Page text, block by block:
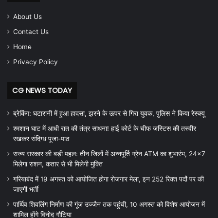
About Us
Contact Us
Home
Privacy Policy
CG NEWS TODAY
ब्रेकिंग: घटारानी में हुआ हादसा, झरने के ऊपर से गिरा युवक, पुलिस ने किया रेस्क्यू
श्मशान घाट में आधी रात की तंत्र साधना! हाई कोर्ट के चीफ जस्टिस की तस्वीर
रखकर संदिग्ध पूजा-पाठ
राज्य सरकार की बड़ी पहल: तीन जिलों में अन्नपूर्ति ग्रेन ATM का शुभारंभ, 24×7
मिलेगा राशन, कतार से भी मिलेगी मुक्ति
गरियाबंद में 19 अगस्त को आयोजित होगा रोजगार मेला, इन 252 रिक्त पदों पर की
जाएगी भर्ती
पार्थिव शिवलिंग निर्माण की गूंज उज्जैन तक पहुंची, 10 अगस्त को विशेष आयोजन में
शामिल होंगे विनोद गौटिया